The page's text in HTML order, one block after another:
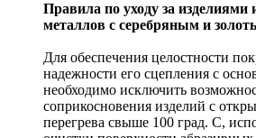
Правила по уходу за изделиями
металлов с серебряным и
Для обеспечения целостности
надежности его сцепления с
необходимо исключить
соприкосновения изделий с
перегрева свыше 100 град. С,